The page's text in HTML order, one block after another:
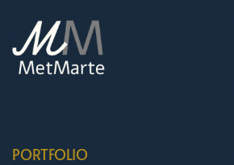
PORTFOLIO